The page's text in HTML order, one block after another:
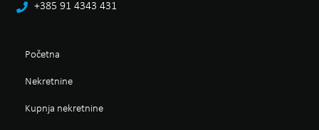
+385 91 4343 431
Početna
Nekretnine
Kupnja nekretnine